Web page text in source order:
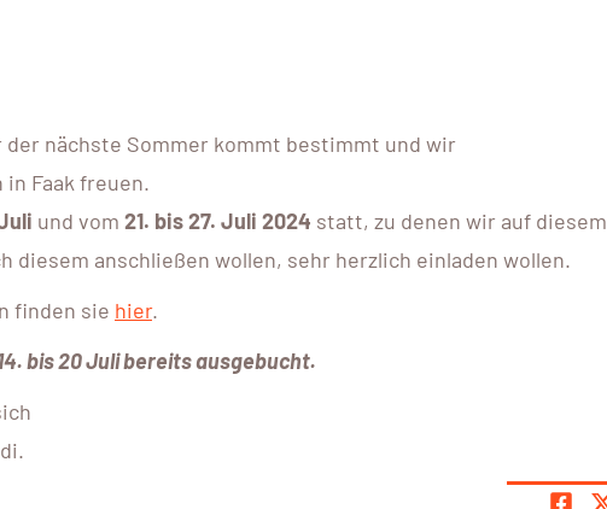
nächste Sommer kommt bestimmt und wir
Faak freuen.
und vom 21. bis 27. Juli 2024 statt, zu denen wir auf diesem
diesem anschließen wollen, sehr herzlich einladen wollen.
finden sie hier.
bis 20 Juli bereits ausgebucht.